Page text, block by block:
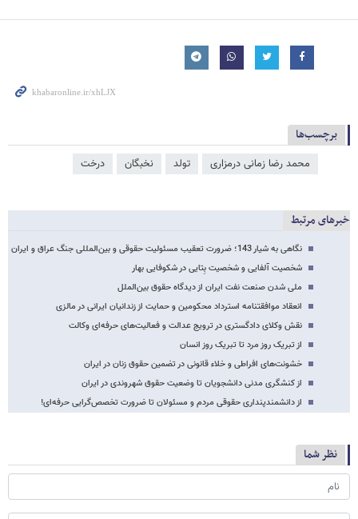
برچسب‌ها
محمد رضا زمانی درمزاری تولد نخبگان درخت
خبرهای مرتبط
نگاهی به شیار 143؛ ضرورت تعقیب مسئولیت حقوقی و بین‌المللی جنگ عراق و ایران
شخصیت آلفایی و شخصیت بِتایی در شکوفایی بهار
ملی شدن صنعت نفت ایران از دیدگاه حقوق بین‌الملل
انعقاد موافقتنامه استرداد محکومین و حمایت از زندانیان ایرانی در مالزی
نقش وکلای دادگستری در ترویج عدالت و فعالیت‌های حرفه‌ای وکالت
از تبریک روز مرد تا تبریک روز انسان
خشونت‌های افراطی و خلاء قانونی در تضمین حقوق زنان در ایران
از کنشگری مدنی دانشجویان تا وضعیت حقوق شهروندی در ایران
از دانشمندپنداری حقوقی مردم و مسئولان تا ضرورت تخصص‌گرایی حرفه‌ای!
نظر شما